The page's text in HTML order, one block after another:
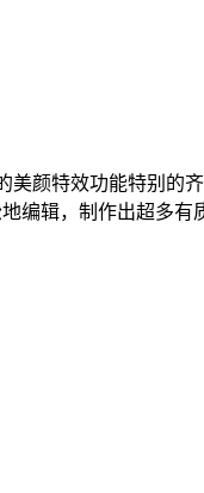
颜特效功能特别的
编辑，制作出超多有